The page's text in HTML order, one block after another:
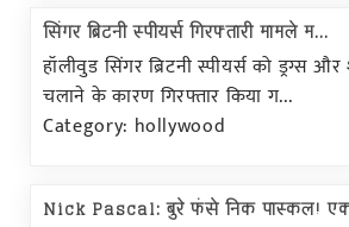
सिंगर ब्रिटनी स्पीयर्स गिरफ्तारी मामले म...
हॉलीवुड सिंगर ब्रिटनी स्पीयर्स को ड्रग्स
चलाने के कारण गिरफ्तार किया ग...
Category: hollywood
Nick Pascal: बुरे फंसे निक पास्कल!